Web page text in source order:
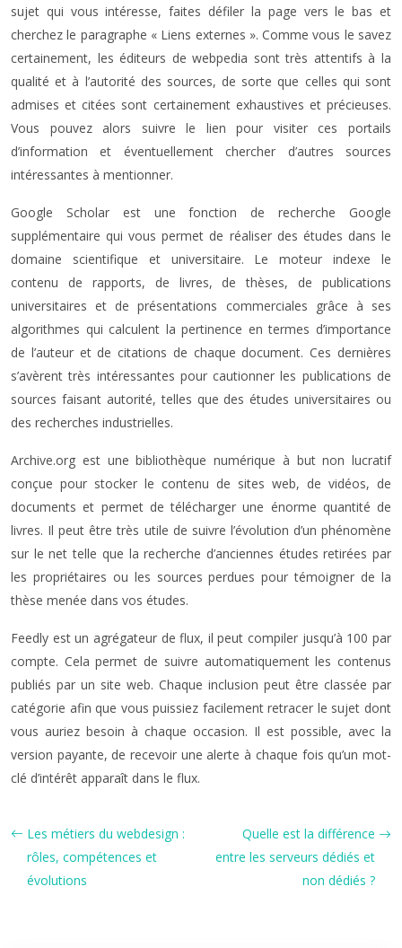
sujet qui vous intéresse, faites défiler la page vers le bas et
cherchez le paragraphe « Liens externes ». Comme vous le savez
certainement, les éditeurs de webpedia sont très attentifs à la
qualité et à l’autorité des sources, de sorte que celles qui sont
admises et citées sont certainement exhaustives et précieuses.
Vous pouvez alors suivre le lien pour visiter ces portails
d’information et éventuellement chercher d’autres sources
intéressantes à mentionner.
Google Scholar est une fonction de recherche Google
supplémentaire qui vous permet de réaliser des études dans le
domaine scientifique et universitaire. Le moteur indexe le
contenu de rapports, de livres, de thèses, de publications
universitaires et de présentations commerciales grâce à ses
algorithmes qui calculent la pertinence en termes d’importance
de l’auteur et de citations de chaque document. Ces dernières
s’avèrent très intéressantes pour cautionner les publications de
sources faisant autorité, telles que des études universitaires ou
des recherches industrielles.
Archive.org est une bibliothèque numérique à but non lucratif
conçue pour stocker le contenu de sites web, de vidéos, de
documents et permet de télécharger une énorme quantité de
livres. Il peut être très utile de suivre l’évolution d’un phénomène
sur le net telle que la recherche d’anciennes études retirées par
les propriétaires ou les sources perdues pour témoigner de la
thèse menée dans vos études.
Feedly est un agrégateur de flux, il peut compiler jusqu’à 100 par
compte. Cela permet de suivre automatiquement les contenus
publiés par un site web. Chaque inclusion peut être classée par
catégorie afin que vous puissiez facilement retracer le sujet dont
vous auriez besoin à chaque occasion. Il est possible, avec la
version payante, de recevoir une alerte à chaque fois qu’un mot-
clé d’intérêt apparaît dans le flux.
Les métiers du webdesign :
rôles, compétences et
évolutions
Quelle est la différence
entre les serveurs dédiés et
non dédiés ?